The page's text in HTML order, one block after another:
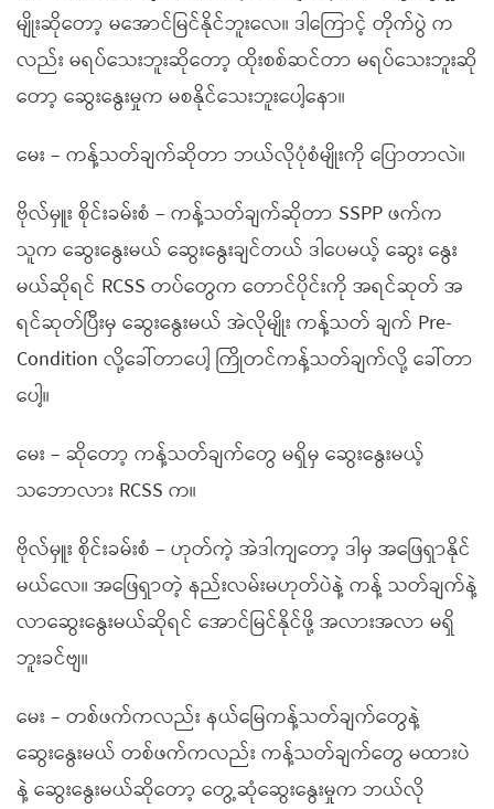
မျိုးဆိုတော့ မအောင်မြင်နိုင်ဘူးလေ။ ဒါကြောင့် တိုက်ပွဲ က
လည်း မရပ်သေးဘူးဆိုတော့ ထိုးစစ်ဆင်တာ မရပ်သေးဘူးဆို
တော့ ဆွေးနွေးမှုက မစနိုင်သေးဘူးပေါ့နော။
မေး – ကန့်သတ်ချက်ဆိုတာ ဘယ်လိုပုံစံမျိုးကို ပြောတာလဲ။
ဗိုလ်မှူး စိုင်းခမ်းစံ – ကန့်သတ်ချက်ဆိုတာ SSPP ဖက်က
သူက ဆွေးနွေးမယ် ဆွေးနွေးချင်တယ် ဒါပေမယ့် ဆွေး နွေး
မယ်ဆိုရင် RCSS တပ်တွေက တောင်ပိုင်းကို အရင်ဆုတ် အ
ရင်ဆုတ်ပြီးမှ ဆွေးနွေးမယ် အဲလိုမျိုး ကန့်သတ် ချက် Pre-
Condition လို့ခေါ်တာပေါ့ ကြိုတင်ကန့်သတ်ချက်လို့ ခေါ်တာ
ပေါ့။
မေး – ဆိုတော့ ကန့်သတ်ချက်တွေ မရှိမှ ဆွေးနွေးမယ့်
သဘောလား RCSS က။
ဗိုလ်မှူး စိုင်းခမ်းစံ – ဟုတ်ကဲ့ အဲဒါကျတော့ ဒါမှ အဖြေရှာနိုင်
မယ်လေ။ အဖြေရှာတဲ့ နည်းလမ်းမဟုတ်ပဲနဲ့ ကန့် သတ်ချက်နဲ့
လာဆွေးနွေးမယ်ဆိုရင် အောင်မြင်နိုင်ဖို့ အလားအလာ မရှိ
ဘူးခင်ဗျ။
မေး – တစ်ဖက်ကလည်း နယ်မြေကန့်သတ်ချက်တွေနဲ့
ဆွေးနွေးမယ် တစ်ဖက်ကလည်း ကန့်သတ်ချက်တွေ မထားပဲ
နဲ့ ဆွေးနွေးမယ်ဆိုတော့ တွေ့ဆုံဆွေးနွေးမှုက ဘယ်လို